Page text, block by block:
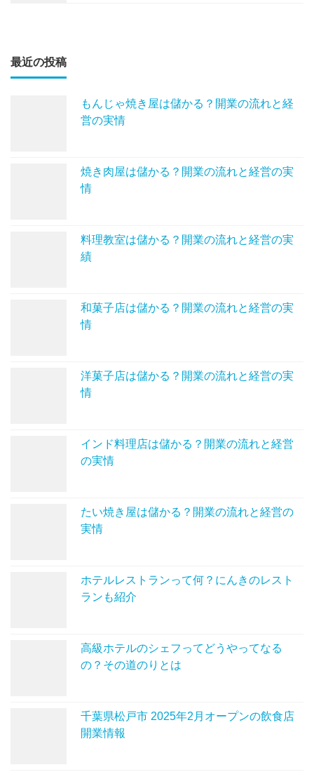
最近の投稿
もんじゃ焼き屋は儲かる？開業の流れと経
営の実情
焼き肉屋は儲かる？開業の流れと経営の実
情
料理教室は儲かる？開業の流れと経営の実
績
和菓子店は儲かる？開業の流れと経営の実
情
洋菓子店は儲かる？開業の流れと経営の実
情
インド料理店は儲かる？開業の流れと経営
の実情
たい焼き屋は儲かる？開業の流れと経営の
実情
ホテルレストランって何？にんきのレスト
ランも紹介
高級ホテルのシェフってどうやってなる
の？その道のりとは
千葉県松戸市 2025年2月オープンの飲食店
開業情報